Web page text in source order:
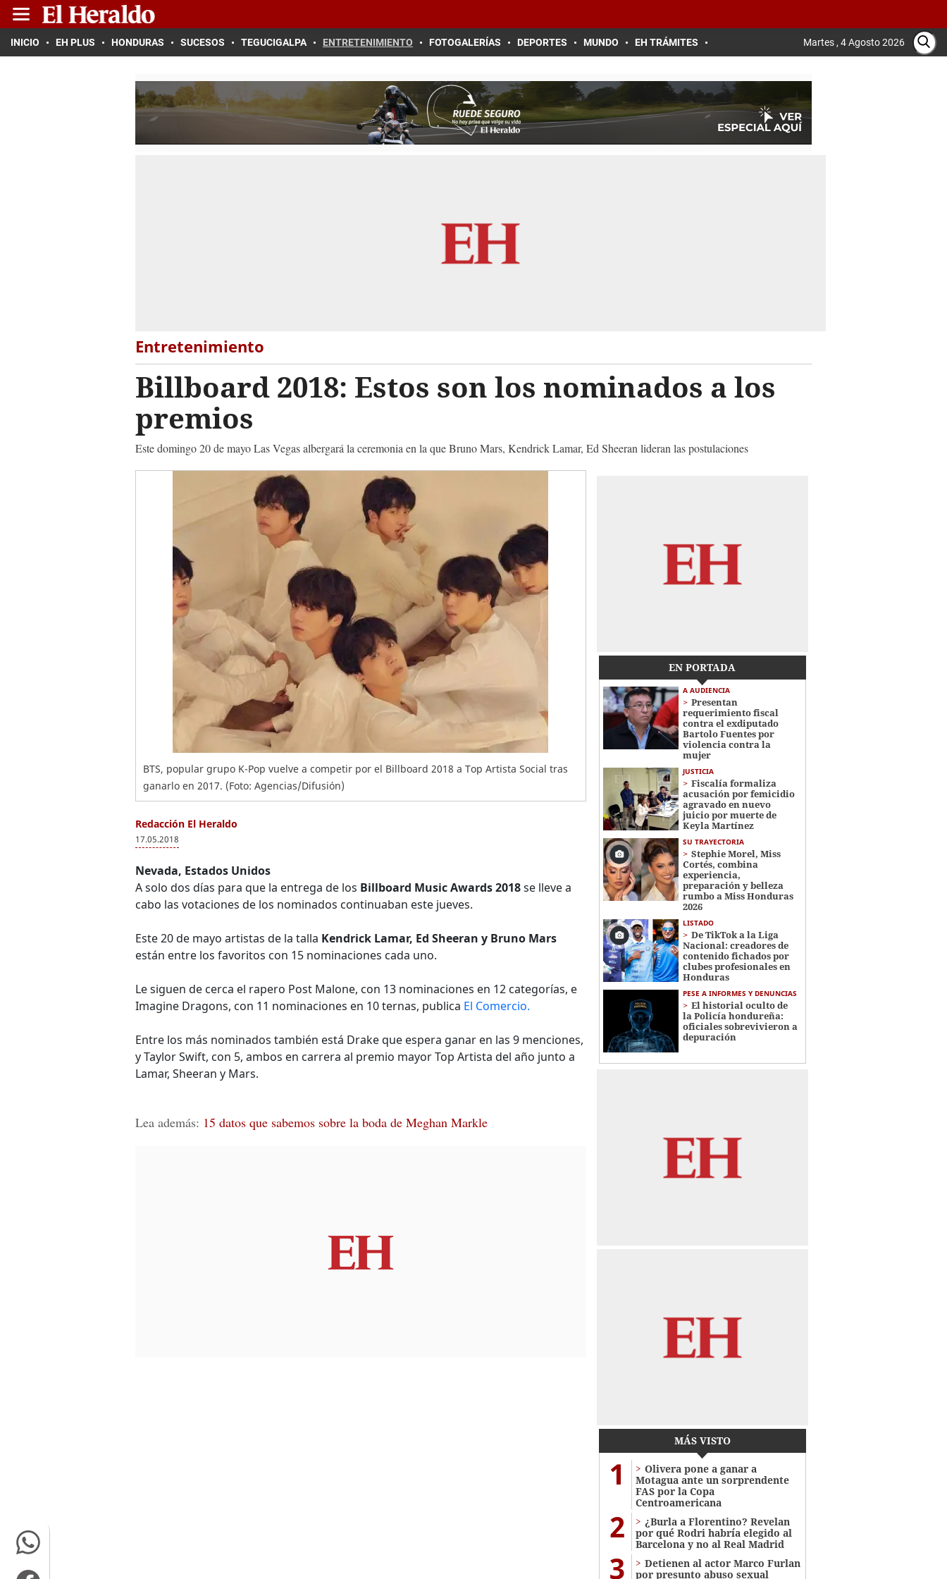
INICIO EH PLUS HONDURAS SUCESOS TEGUCIGALPA ENTRETENIMIENTO FOTOGALERÍAS DEPORTES MUNDO EH TRÁMITES Martes , 4 Agosto 2026
Entretenimiento
Billboard 2018: Estos son los nominados a los
premios
Este domingo 20 de mayo Las Vegas albergará la ceremonia en la que Bruno Mars, Kendrick Lamar, Ed Sheeran lideran las postulaciones
BTS, popular grupo K-Pop vuelve a competir por el Billboard 2018 a Top Artista Social tras
ganarlo en 2017. (Foto: Agencias/Difusión)
Redacción El Heraldo
17.05.2018
Nevada, Estados Unidos
A solo dos días para que la entrega de los Billboard Music Awards 2018se lleve a
cabo las votaciones de los nominados continuaban este jueves.
Este 20 de mayo artistas de la talla Kendrick Lamar, Ed Sheeran y Bruno Mars
están entre los favoritos con 15 nominaciones cada uno.
Le siguen de cerca el rapero Post Malone, con 13 nominaciones en 12 categorías, e
Imagine Dragons, con 11 nominaciones en 10 ternas, publica El Comercio.
Entre los más nominados también está Drake que espera ganar en las 9 menciones,
y Taylor Swift, con 5, ambos en carrera al premio mayor Top Artista del año junto a
Lamar, Sheeran y Mars.
Lea además: 15 datos que sabemos sobre la boda de Meghan Markle
EN PORTADA
A AUDIENCIA
Presentan
requerimiento fiscal
contra el exdiputado
Bartolo Fuentes por
violencia contra la
mujer
JUSTICIA
Fiscalía formaliza
acusación por femicidio
agravado en nuevo
juicio por muerte de
Keyla Martínez
SU TRAYECTORIA
Stephie Morel, Miss
Cortés, combina
experiencia,
preparación y belleza
rumbo a Miss Honduras
2026
LISTADO
De TikTok a la Liga
Nacional: creadores de
contenido fichados por
clubes profesionales en
Honduras
PESE A INFORMES Y DENUNCIAS
El historial oculto de
la Policía hondureña:
oficiales sobrevivieron a
depuración
MÁS VISTO
1
Olivera pone a ganar a
Motagua ante un sorprendente
FAS por la Copa
Centroamericana
2
¿Burla a Florentino? Revelan
por qué Rodri habría elegido al
Barcelona y no al Real Madrid
3
Detienen al actor Marco Furlan
por presunto abuso sexual